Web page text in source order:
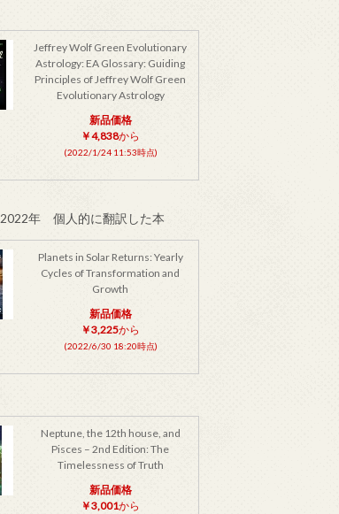
Jeffrey Wolf Green Evolutionary
Astrology: EA Glossary: Guiding
Principles of Jeffrey Wolf Green
Evolutionary Astrology
新品価格
￥4,838から
(2022/1/24 11:53時点)
2022年 個人的に翻訳した本
Planets in Solar Returns: Yearly
Cycles of Transformation and
Growth
新品価格
￥3,225から
(2022/6/30 18:20時点)
Neptune, the 12th house, and
Pisces – 2nd Edition: The
Timelessness of Truth
新品価格
￥3,001から